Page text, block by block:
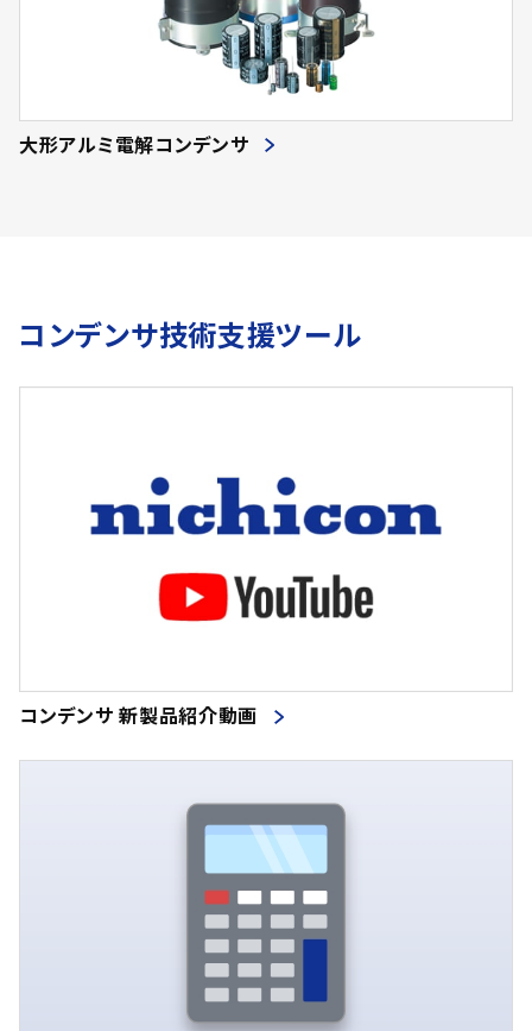
大形アルミ電解コンデンサ
コンデンサ技術支援ツール
コンデンサ 新製品紹介動画